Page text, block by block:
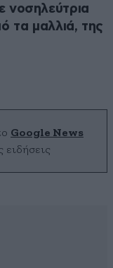
νοσηλεύτρια
τα μαλλιά, της
Google News
ειδήσεις